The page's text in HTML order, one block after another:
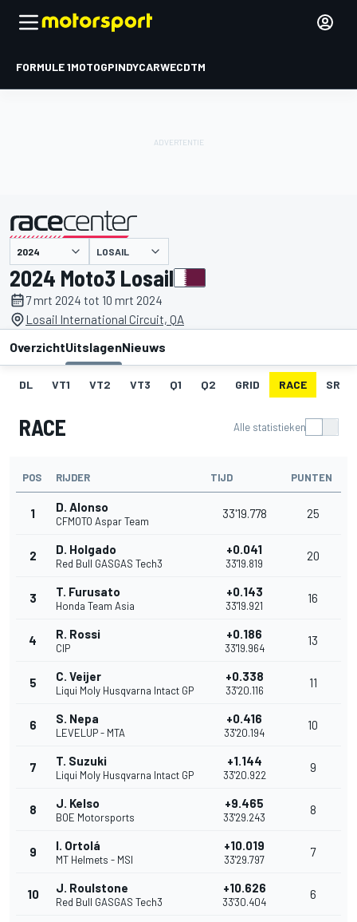
FORMULE 1MOTOGPINDYCARWECDTM
gepresenteerd door LOSAIL
2024 Moto3 Losail
7 mrt 2024 tot 10 mrt 2024
Losail International Circuit, QA
OverzichtUitslagenNieuws
DL VT1 VT2 VT3 Q1 Q2 GRID RACE SR
RACE Alle statistieken
POS RIJDER TIJD PUNTEN
1 D. Alonso
CFMOTO Aspar Team
33'19.778 25
2 D. Holgado
Red Bull GASGAS Tech3
+0.041
33'19.819
20
3 T. Furusato
Honda Team Asia
+0.143
33'19.921
16
4 R. Rossi
CIP
+0.186
33'19.964
13
5 C. Veijer
Liqui Moly Husqvarna Intact GP
+0.338
33'20.116
11
6 S. Nepa
LEVELUP - MTA
+0.416
33'20.194
10
7 T. Suzuki
Liqui Moly Husqvarna Intact GP
+1.144
33'20.922
9
8 J. Kelso
BOE Motorsports
+9.465
33'29.243
8
9 I. Ortolá
MT Helmets - MSI
+10.019
33'29.797
7
10 J. Roulstone
Red Bull GASGAS Tech3
+10.626
33'30.404
6